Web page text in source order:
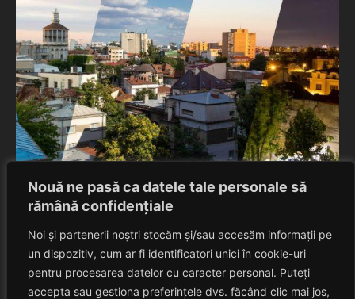
Nouă ne pasă ca datele tale personale să
rămână confidențiale
Noi și partenerii noștri stocăm și/sau accesăm informații pe
un dispozitiv, cum ar fi identificatori unici în cookie-uri
pentru procesarea datelor cu caracter personal. Puteți
accepta sau gestiona preferințele dvs. făcând clic mai jos,
Uncategorized
Merită să cumperi un apartament cu 2 camere în
București pentru a-l închiria?
Rares Szabo July 20, 2026